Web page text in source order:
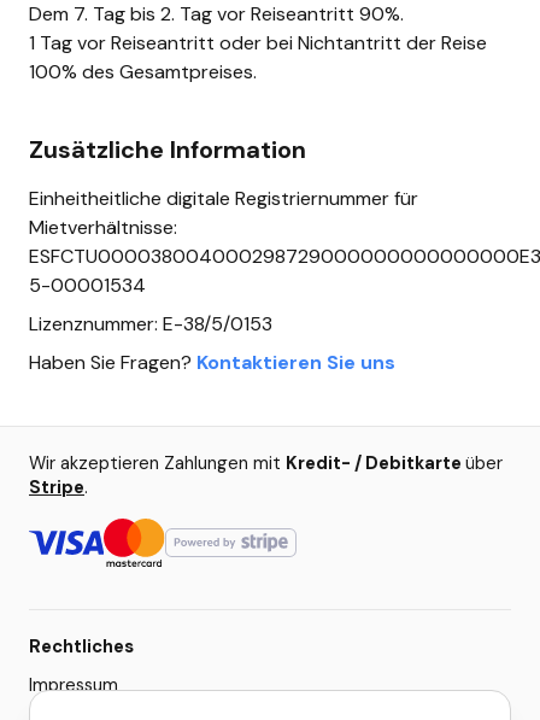
Dem 7. Tag bis 2. Tag vor Reiseantritt 90%.
1 Tag vor Reiseantritt oder bei Nichtantritt der Reise
100% des Gesamtpreises.
Zusätzliche Information
Einheitheitliche digitale Registriernummer für
Mietverhältnisse:
5-00001534
Lizenznummer: E-38/5/0153
Haben Sie Fragen? Kontaktieren Sie uns
Wir akzeptieren Zahlungen mit Kredit- / Debitkarte über
Stripe.
Rechtliches
Impressum